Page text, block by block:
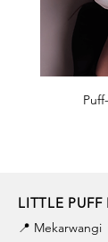
LITTLE PUFF
📍 Mekarwangi